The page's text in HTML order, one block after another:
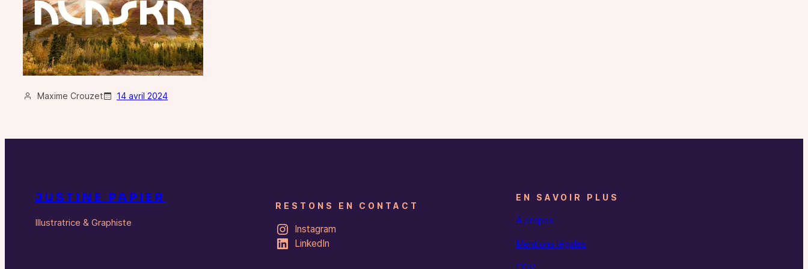
Maxime Crouzet 14 avril 2024
JUSTINE PAPIER
Illustratrice & Graphiste
RESTONS EN CONTACT
Instagram
LinkedIn
EN SAVOIR PLUS
À propos
Mentions légales